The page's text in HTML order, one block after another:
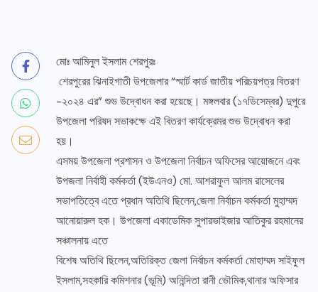
মোঃ আমিনুল ইসলাম শেরপুরঃ
শেরপুরের ঝিনাইগাতী উপজেলার “স্মার্ট কার্ড জাতীয় পরিচয়পত্র বিতরণ
-২০২৪ এর” শুভ উদ্বোধন করা হয়েছে। মঙ্গলবার (১৭ডিসেম্বর) দুপুরে
উপজেলা পরিষদ সভাকক্ষে এই বিতরণ কার্যক্রেমর শুভ উদ্বোধন করা
হয়।
এসময় উপজেলা প্রশাসন ও উপজেলা নির্বাচন অফিসের আয়োজনে এবং
উপজলা নির্বাহী কর্মকর্তা (ইউএনও) মো. আশরাফুল আলম রাসেলের
সভাপতিত্বে এতে প্রধান অতিথি ছিলেন,জেলা নির্বাচন কর্মকর্তা মুহাম্মদ
আনোয়ারুল হক। উপজেলা একাডেমিক সুপারভাইজার আতিকুর রহমানের
সঞ্চালনায় এতে
বিশেষ অতিথি ছিলেন,অতিরিক্ত জেলা নির্বাচন কর্মকর্তা মোহাম্মদ সাইফুল
ইসলাম,সহকারি কমিশনার (ভূমি) অনিন্দিতা রানী ভৌমিক,থানার অফিসার